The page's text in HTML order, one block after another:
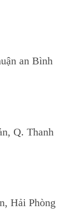
an Bình
Q. Thanh
Hải Phòng